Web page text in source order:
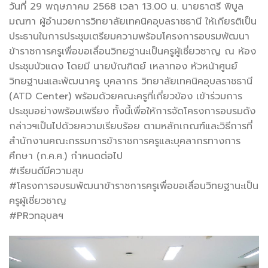
วันที่ 29 พฤษภาคม 2568 เวลา 13.00 น. นายธาตรี พิบูล
มณฑา ผู้อำนวยการวิทยาลัยเทคนิคอุบลราชธานี ให้เกียรติเป็น
ประธานในการประชุมเตรียมความพร้อมโครงการอบรมพัฒนา
ข้าราชการครูเพื่อขอเลื่อนวิทยฐานะเป็นครูผู้เชี่ยวชาญ ณ ห้อง
ประชุมบัวแดง โดยมี นายบัณฑิตย์ เหลาทอง หัวหน้าศูนย์
วิทยฐานะและพัฒนาครู บุคลากร วิทยาลัยเทคนิคอุบลราชธานี
(ATD Center) พร้อมด้วยคณะครูที่เกี่ยวข้อง เข้าร่วมการ
ประชุมอย่างพร้อมเพรียง ทั้งนี้เพื่อให้การจัดโครงการอบรมดัง
กล่าวฯเป็นไปด้วยความเรียบร้อย ตามหลักเกณฑ์และวิธีการที่
สำนักงานคณะกรรมการข้าราชการครูและบุคลากรทางการ
ศึกษา (ก.ค.ศ.) กำหนดต่อไป
#เรียนดีมีความสุข
#โครงการอบรมพัฒนาข้าราชการครูเพื่อขอเลื่อนวิทยฐานะเป็น
ครูผู้เชี่ยวชาญ
#PRวทอุบลฯ